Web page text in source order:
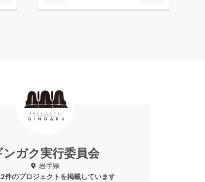
ンガク実行委員会
岩手県
件のプロジェクトを掲載しています